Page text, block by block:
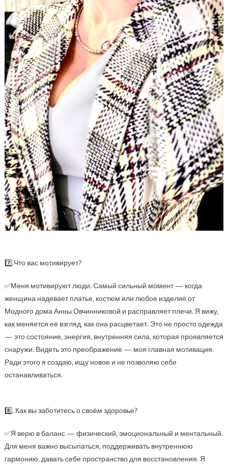
7️⃣.Что вас мотивирует?
✅Меня мотивируют люди. Самый сильный момент — когда
женщина надевает платье, костюм или любое изделие от
Модного дома Анны Овчинниковой и расправляет плечи. Я вижу,
как меняется её взгляд, как она расцветает. Это не просто одежда
— это состояние, энергия, внутренняя сила, которая проявляется
снаружи. Видеть это преображение — моя главная мотивация.
Ради этого я создаю, ищу новое и не позволяю себе
останавливаться.
8️⃣. Как вы заботитесь о своём здоровье?
✅Я верю в баланс — физический, эмоциональный и ментальный.
Для меня важно высыпаться, поддерживать внутреннюю
гармонию, давать себе пространство для восстановления. Я